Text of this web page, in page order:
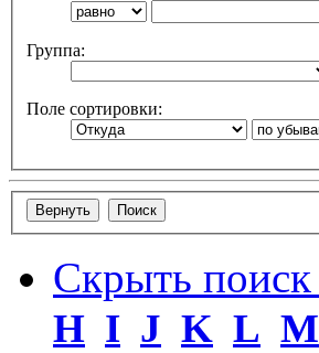
Группа:
Поле сортировки:
Скрыть поиск
H I J K L M